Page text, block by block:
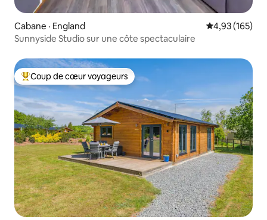
Cabane · England Note
4,93 (165)
Sunnyside Studio sur une côte spectaculaire
Coup de cœur voyageurs parmi les plus aimés
Coup de cœur voyageurs